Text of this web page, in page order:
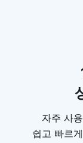
자주 사
쉽고 빠르